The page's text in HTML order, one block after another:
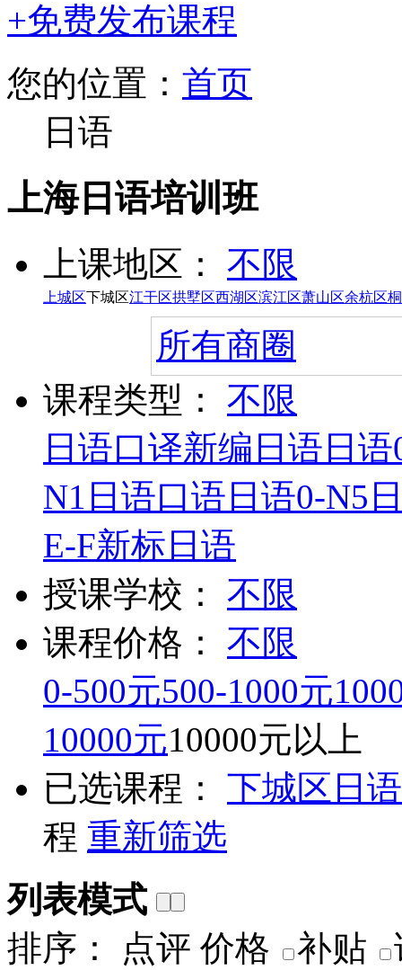
+免费发布课程
您的位置： 首页
日语
上海日语培训班
上课地区： 不限
上城区下城区江干区拱墅区西湖区滨江区萧山区余杭区
所有商圈
课程类型：
不限
日语口译新编日语 日
N1 日语口语 日语0-N5
E-F新标日语
授课学校：
不限
课程价格：
不限
0-500元500-1000元
10000元10000元以上
已选课程：
下城区 日
程 重新筛选
列表模式
排序：
点评 价格 补贴